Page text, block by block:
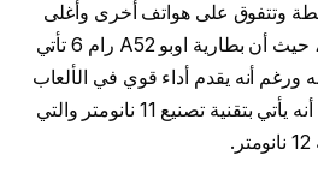
وتتفوق على هواتف أخرى وأغلى
من اوبو A52 رام 6 بكثير، حيث أن بطارية اوبو A52 رام 6 تأتي
أنه ورغم أنه يقدم أداء قوي في الألعاب
والاستخدام المكثف إلا أن أنه يأتي بتقنية تصنيع 11 نانومتر والتي